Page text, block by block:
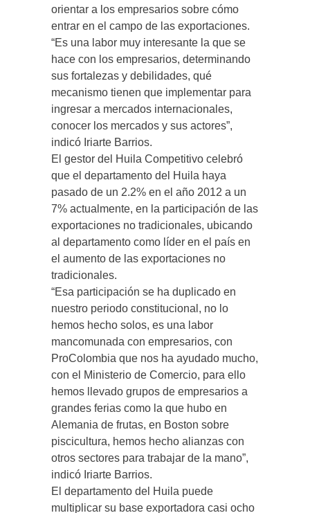
orientar a los empresarios sobre cómo
entrar en el campo de las exportaciones.
“Es una labor muy interesante la que se
hace con los empresarios, determinando
sus fortalezas y debilidades, qué
mecanismo tienen que implementar para
ingresar a mercados internacionales,
conocer los mercados y sus actores”,
indicó Iriarte Barrios.
El gestor del Huila Competitivo celebró
que el departamento del Huila haya
pasado de un 2.2% en el año 2012 a un
7% actualmente, en la participación de las
exportaciones no tradicionales, ubicando
al departamento como líder en el país en
el aumento de las exportaciones no
tradicionales.
“Esa participación se ha duplicado en
nuestro periodo constitucional, no lo
hemos hecho solos, es una labor
mancomunada con empresarios, con
ProColombia que nos ha ayudado mucho,
con el Ministerio de Comercio, para ello
hemos llevado grupos de empresarios a
grandes ferias como la que hubo en
Alemania de frutas, en Boston sobre
piscicultura, hemos hecho alianzas con
otros sectores para trabajar de la mano”,
indicó Iriarte Barrios.
El departamento del Huila puede
multiplicar su base exportadora casi ocho